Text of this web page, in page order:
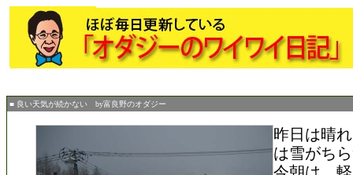
■ 良い天気が続かない by富良野のオダジー
昨日は晴
は雪がち